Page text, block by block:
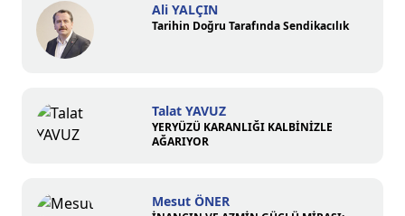
Ali YALÇIN
Tarihin Doğru Tarafında Sendikacılık
Talat YAVUZ
YERYÜZÜ KARANLIĞI KALBİNİZLE
AĞARIYOR
Mesut ÖNER